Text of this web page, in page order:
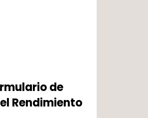
de
Rendimiento